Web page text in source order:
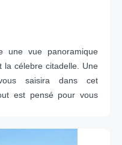
une vue panoramique
la célebre citadelle. Une
saisira dans cet
est pensé pour vous